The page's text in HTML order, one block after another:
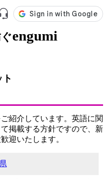
engumi
紹介しています。英語に関
掲載する方針ですので、新
迎いたします。